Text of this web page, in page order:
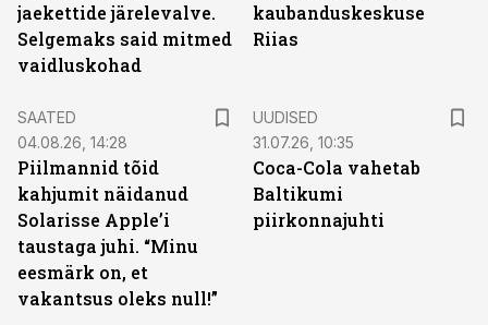
jaekettide järelevalve.
Selgemaks said mitmed
vaidluskohad
kaubanduskeskuse
Riias
SAATED
04.08.26, 14:28
Piilmannid tõid
kahjumit näidanud
Solarisse Apple’i
taustaga juhi. “Minu
eesmärk on, et
vakantsus oleks null!”
UUDISED
31.07.26, 10:35
Coca-Cola vahetab
Baltikumi
piirkonnajuhti